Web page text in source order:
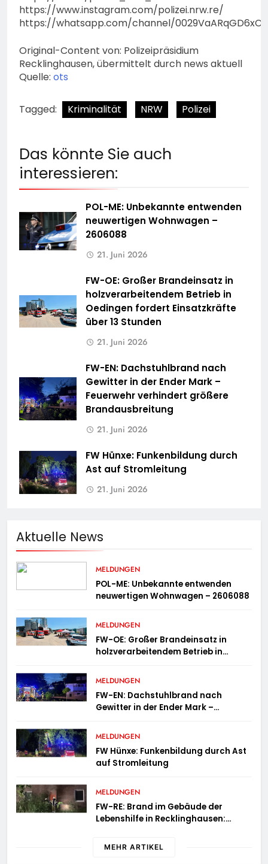
https://www.instagram.com/polizei.nrw.re/
https://whatsapp.com/channel/
Original-Content von: Polizeipräsidium
Recklinghausen, übermittelt durch news aktuell
Quelle: ots
Tagged: Kriminalität NRW Polizei
Das könnte Sie auch
interessieren:
POL-ME: Unbekannte entwenden
neuwertigen Wohnwagen –
2606088
21. Juni 2026
FW-OE: Großer Brandeinsatz in
holzverarbeitendem Betrieb in
Oedingen fordert Einsatzkräfte
über 13 Stunden
21. Juni 2026
FW-EN: Dachstuhlbrand nach
Gewitter in der Ender Mark –
Feuerwehr verhindert größere
Brandausbreitung
21. Juni 2026
FW Hünxe: Funkenbildung durch
Ast auf Stromleitung
21. Juni 2026
Aktuelle News
MELDUNGEN
POL-ME: Unbekannte entwenden
neuwertigen Wohnwagen – 2606088
MELDUNGEN
FW-OE: Großer Brandeinsatz in
holzverarbeitendem Betrieb in
13 Stunden
MELDUNGEN
FW-EN: Dachstuhlbrand nach
Gewitter in der Ender Mark –
Brandausbreitung
MELDUNGEN
FW Hünxe: Funkenbildung durch Ast
auf Stromleitung
MELDUNGEN
FW-RE: Brand im Gebäude der
Lebenshilfe in Recklinghausen:
MEHR ARTIKEL